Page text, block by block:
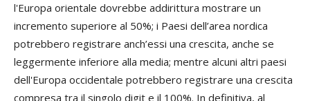
l'Europa orientale dovrebbe addirittura mostrare un
incremento superiore al 50%; i Paesi dell’area nordica
potrebbero registrare anch’essi una crescita, anche se
leggermente inferiore alla media; mentre alcuni altri paesi
dell'Europa occidentale potrebbero registrare una crescita
compresa tra il singolo digit e il 100%. In definitiva, al